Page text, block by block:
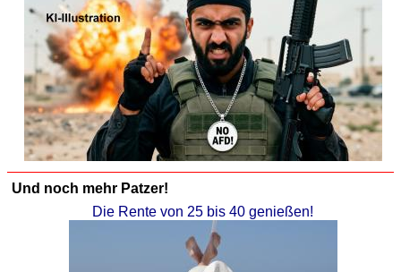
Und noch mehr Patzer!
Die Rente von 25 bis 40 genießen!